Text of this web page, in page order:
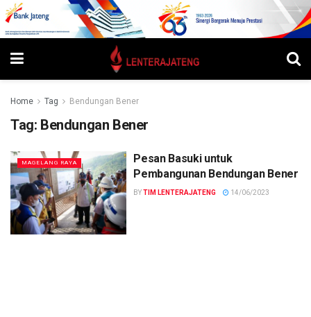
Home Tag Bendungan Bener
Tag: Bendungan Bener
MAGELANG RAYA
Pesan Basuki untuk
Pembangunan Bendungan Bener
BYTIM LENTERAJATENG 14/06/2023